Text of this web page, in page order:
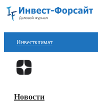
Инвестклимат
Финансы
Блокчейн
Новости